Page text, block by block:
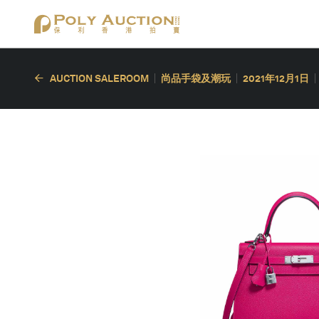
AUCTION SALEROOM 尚品手袋及潮玩 2021年12月1日